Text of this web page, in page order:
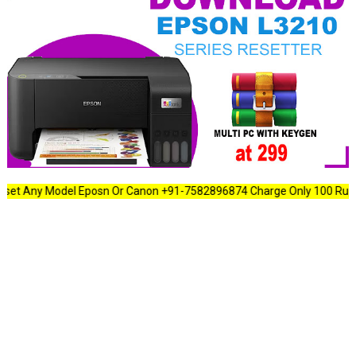
Eposn Or Canon +91-7582896874 Charge Only 100 Rupees